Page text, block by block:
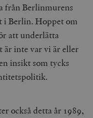
från Berlinmurens
i Berlin. Hoppet om
att underlätta
är inte var vi är eller
insikt som tycks
också detta år 1989,